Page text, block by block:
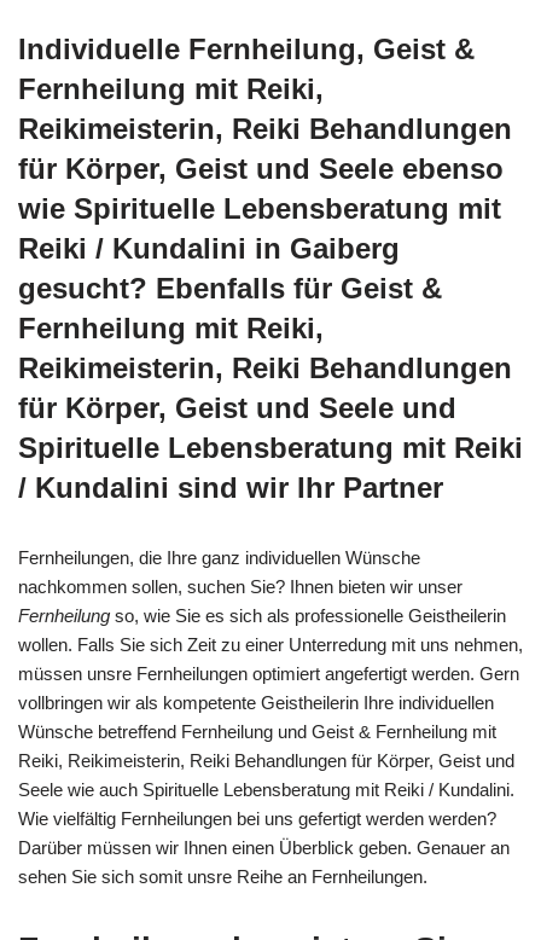
Individuelle Fernheilung, Geist &
Fernheilung mit Reiki,
Reikimeisterin, Reiki Behandlungen
für Körper, Geist und Seele ebenso
wie Spirituelle Lebensberatung mit
Reiki / Kundalini in Gaiberg
gesucht? Ebenfalls für Geist &
Fernheilung mit Reiki,
Reikimeisterin, Reiki Behandlungen
für Körper, Geist und Seele und
Spirituelle Lebensberatung mit Reiki
/ Kundalini sind wir Ihr Partner
Fernheilungen, die Ihre ganz individuellen Wünsche
nachkommen sollen, suchen Sie? Ihnen bieten wir unser
Fernheilung so, wie Sie es sich als professionelle Geistheilerin
wollen. Falls Sie sich Zeit zu einer Unterredung mit uns nehmen,
müssen unsre Fernheilungen optimiert angefertigt werden. Gern
vollbringen wir als kompetente Geistheilerin Ihre individuellen
Wünsche betreffend Fernheilung und Geist & Fernheilung mit
Reiki, Reikimeisterin, Reiki Behandlungen für Körper, Geist und
Seele wie auch Spirituelle Lebensberatung mit Reiki / Kundalini.
Wie vielfältig Fernheilungen bei uns gefertigt werden werden?
Darüber müssen wir Ihnen einen Überblick geben. Genauer an
sehen Sie sich somit unsre Reihe an Fernheilungen.